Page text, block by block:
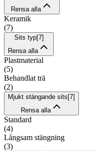
Rensa alla
Keramik
(7)
Sits typ[7]
Rensa alla
Plastmaterial
(5)
Behandlat trä
(2)
Mjukt stängande sits [7]
Rensa alla
Standard
(4)
Långsam stängning
(3)